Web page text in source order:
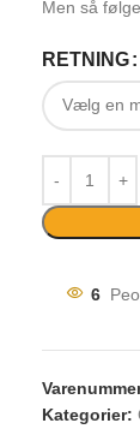
Men så
RETNING
6
Kategorier: